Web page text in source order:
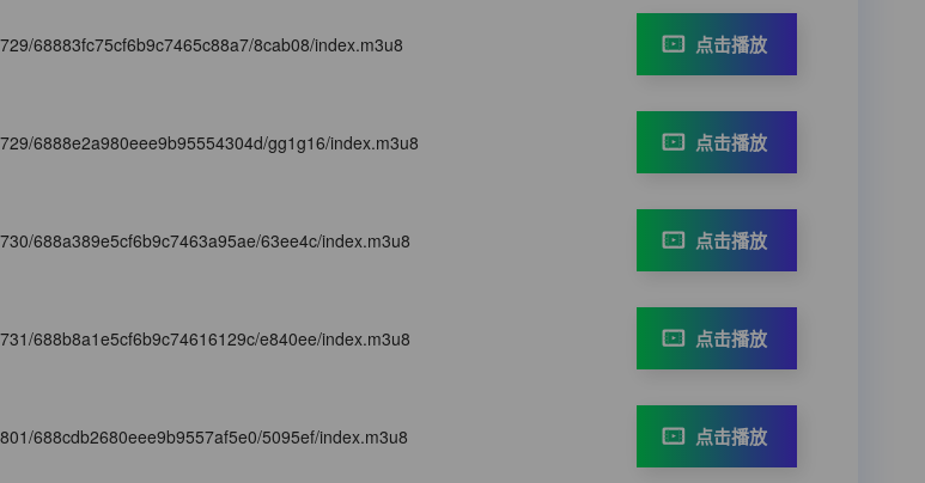
68883fc75cf6b9c7465c88a7/8cab08/index.m3u8 点击播放
6888e2a980eee9b95554304d/gg1g16/index.m3u8 点击播放
688a389e5cf6b9c7463a95ae/63ee4c/index.m3u8 点击播放
688b8a1e5cf6b9c74616129c/e840ee/index.m3u8 点击播放
688cdb2680eee9b9557af5e0/5095ef/index.m3u8 点击播放